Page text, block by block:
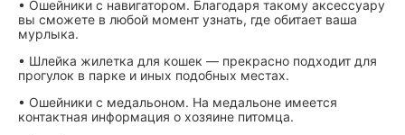
• Ошейники с навигатором. Благодаря такому аксессуару
вы сможете в любой момент узнать, где обитает ваша
мурлыка.
• Шлейка жилетка для кошек — прекрасно подходит для
прогулок в парке и иных подобных местах.
• Ошейники с медальоном. На медальоне имеется
контактная информация о хозяине питомца.